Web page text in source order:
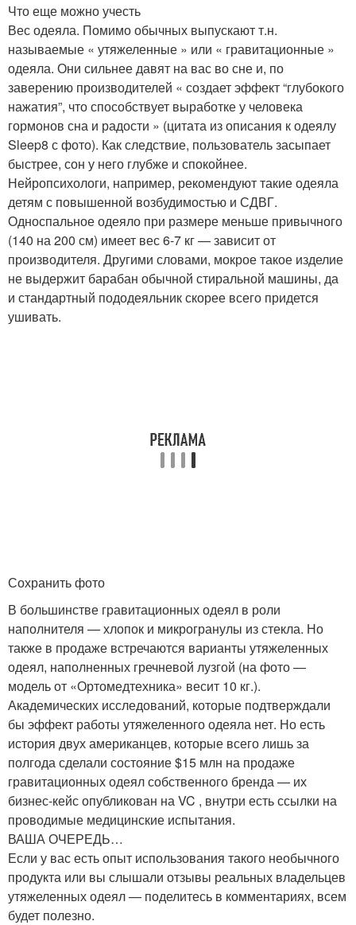
Что еще можно учесть
Вес одеяла. Помимо обычных выпускают т.н.
называемые « утяжеленные » или « гравитационные »
одеяла. Они сильнее давят на вас во сне и, по
заверению производителей « создает эффект “глубокого
нажатия”, что способствует выработке у человека
гормонов сна и радости » (цитата из описания к одеялу
Sleep8 с фото). Как следствие, пользователь засыпает
быстрее, сон у него глубже и спокойнее.
Нейропсихологи, например, рекомендуют такие одеяла
детям с повышенной возбудимостью и СДВГ.
Односпальное одеяло при размере меньше привычного
(140 на 200 см) имеет вес 6-7 кг — зависит от
производителя. Другими словами, мокрое такое изделие
не выдержит барабан обычной стиральной машины, да
и стандартный пододеяльник скорее всего придется
ушивать.
Сохранить фото
В большинстве гравитационных одеял в роли
наполнителя — хлопок и микрогранулы из стекла. Но
также в продаже встречаются варианты утяжеленных
одеял, наполненных гречневой лузгой (на фото —
модель от «Ортомедтехника» весит 10 кг.).
Академических исследований, которые подтверждали
бы эффект работы утяжеленного одеяла нет. Но есть
история двух американцев, которые всего лишь за
полгода сделали состояние $15 млн на продаже
гравитационных одеял собственного бренда — их
бизнес-кейс опубликован на VC , внутри есть ссылки на
проводимые медицинские испытания.
ВАША ОЧЕРЕДЬ…
Если у вас есть опыт использования такого необычного
продукта или вы слышали отзывы реальных владельцев
утяжеленных одеял — поделитесь в комментариях, всем
будет полезно.